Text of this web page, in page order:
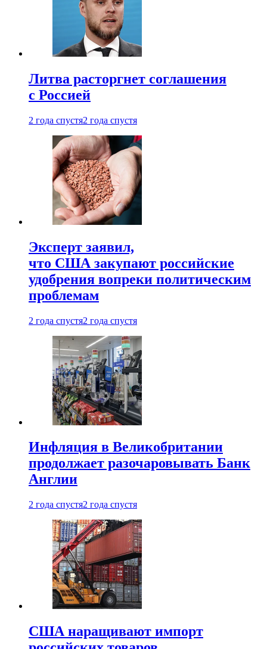
Литва расторгнет соглашения
с Россией
2 года спустя2 года спустя
Эксперт заявил,
что США закупают российские
удобрения вопреки политическим
проблемам
2 года спустя2 года спустя
Инфляция в Великобритании
продолжает разочаровывать Банк
Англии
2 года спустя2 года спустя
США наращивают импорт